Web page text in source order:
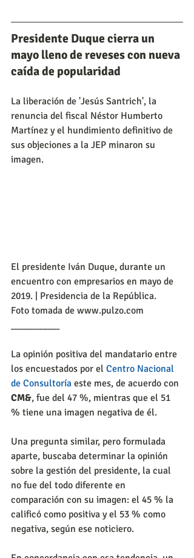
Presidente Duque cierra un
mayo lleno de reveses con nueva
caída de popularidad
La liberación de 'Jesús Santrich', la
renuncia del fiscal Néstor Humberto
Martínez y el hundimiento definitivo de
sus objeciones a la JEP minaron su
imagen.
El presidente Iván Duque, durante un
encuentro con empresarios en mayo de
2019. | Presidencia de la República.
Foto tomada de www.pulzo.com
La opinión positiva del mandatario entre
los encuestados por el Centro Nacional
de Consultoría este mes, de acuerdo con
CM&, fue del 47 %, mientras que el 51
% tiene una imagen negativa de él.
Una pregunta similar, pero formulada
aparte, buscaba determinar la opinión
sobre la gestión del presidente, la cual
no fue del todo diferente en
comparación con su imagen: el 45 % la
calificó como positiva y el 53 % como
negativa, según ese noticiero.